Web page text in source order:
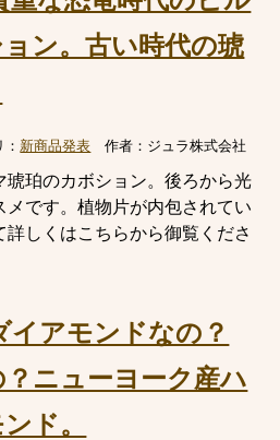
ン。古い時代の琥
新商品発表 作者： ジュラ株式会社
琥珀のカボション。後ろから光
メです。植物片が内包されてい
詳しくはこちらから御覧くださ
イアモンドなの？
ニューヨーク産ハ
ド。